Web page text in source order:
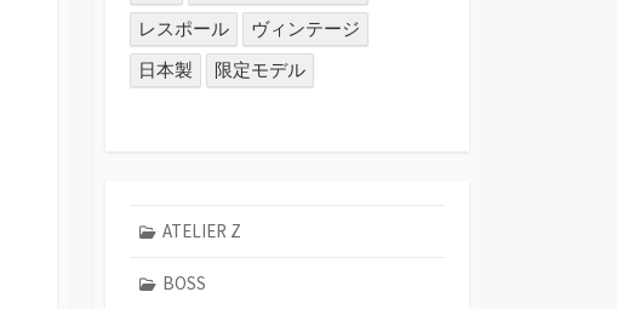
レスポール
ヴィンテージ
日本製
限定モデル
ATELIER Z
BOSS